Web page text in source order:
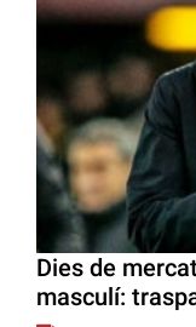
Dies de
masculí: